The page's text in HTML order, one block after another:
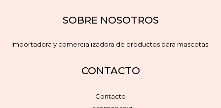
SOBRE NOSOTROS
Importadora y comercializadora de productos para mascotas.
CONTACTO
Contacto